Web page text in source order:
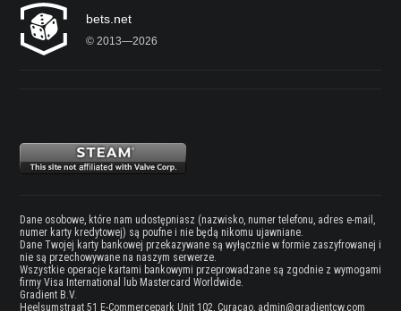
bets.net
© 2013—2026
Dane osobowe, które nam udostępniasz (nazwisko, numer telefonu, adres e-mail,
numer karty kredytowej) są poufne i nie będą nikomu ujawniane.
Dane Twojej karty bankowej przekazywane są wyłącznie w formie zaszyfrowanej i
nie są przechowywane na naszym serwerze.
Wszystkie operacje kartami bankowymi przeprowadzane są zgodnie z wymogami
firmy Visa International lub Mastercard Worldwide.
Gradient B.V.
Heelsumstraat 51 E-Commercepark Unit 102, Curacao, admin@gradientcw.com